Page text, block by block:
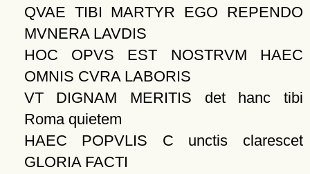
QVAE TIBI MARTYR EGO REPENDO
MVNERA LAVDIS
HOC OPVS EST NOSTRVM HAEC
OMNIS CVRA LABORIS
VT DIGNAM MERITIS det hanc tibi
Roma quietem
HAEC POPVLIS C unctis clarescet
GLORIA FACTI